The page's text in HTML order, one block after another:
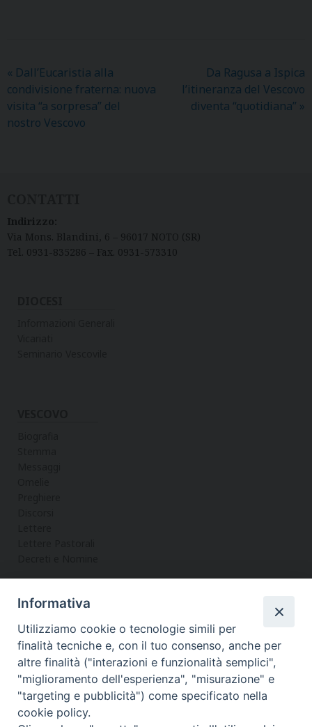
« Dall’Eucaristia alla
condivisione fraterna: nuova
visita “a sorpresa” del
nostro Vescovo
Da Ragusa a Ispica
l’itineranza del Vescovo
diventa “quotidiana” »
Indirizzo:
Via Mons. Blandini, 6 – 96017 NOTO (SR)
Tel. 0931-835286 – Fax. 0931-573310
Informazioni
Vicario Generale
Uffici
Servizi
Informativa
Utilizziamo cookie o tecnologie simili per
finalità tecniche e, con il tuo consenso, anche per
altre finalità ("interazioni e funzionalità semplici",
"miglioramento dell'esperienza", "misurazione" e
"targeting e pubblicità") come specificato nella
cookie policy.